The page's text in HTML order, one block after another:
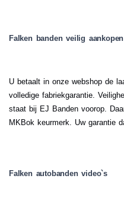
Falken banden veilig aankopen
U betaalt in onze webshop de
volledige fabriekgarantie.
staat bij EJ Banden voorop.
MKBok keurmerk. Uw garantie
Falken autobanden video`s